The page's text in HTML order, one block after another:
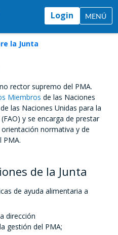
Login MENÚ
la Junta
rector supremo del PMA.
Miembros de las Naciones
las Naciones Unidas para la
y se encarga de prestar
normativa y de
PMA.
de la Junta
de ayuda alimentaria a
dirección
gestión del PMA;